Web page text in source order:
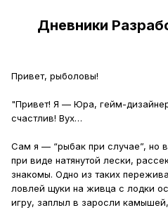
Дневники
Привет, рыболовы!
"Привет! Я — Юра, гейм-дизайнер
счастлив! Вух…
Сам я — “рыбак при случае”, но
при виде натянутой лески,
знакомы. Одно из таких
ловлей щуки на живца с лодки
игру, заплыл в заросли